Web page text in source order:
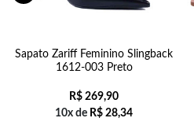
Sapato Zariff Feminino Slingback
1612-003 Preto
R$ 269,90
10x de R$ 28,34